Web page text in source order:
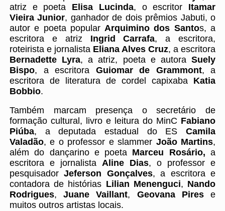
atriz e poeta Elisa Lucinda, o escritor Itamar
Vieira Junior, ganhador de dois prêmios Jabuti, o
autor e poeta popular Arquimino dos Santos, a
escritora e atriz Ingrid Carrafa, a escritora,
roteirista e jornalista Eliana Alves Cruz, a escritora
Bernadette Lyra, a atriz, poeta e autoraSuely
Bispo, a escritora Guiomar de Grammont, a
escritora de literatura de cordel capixaba Katia
Bobbio.
Também marcam presença o secretário de
formação cultural, livro e leitura do MinC Fabiano
Piúba, a deputada estadual do ES Camila
Valadão, e o professor e slammer João Martins,
além do dançarino e poeta Marceu Rosário,a
escritora e jornalista Aline Dias, o professor e
pesquisadorJeferson Gonçalves, a escritora e
contadora de histórias Lilian Menenguci, Nando
Rodrigues,Juane Vaillant, Geovana Pirese
muitos outros artistas locais.